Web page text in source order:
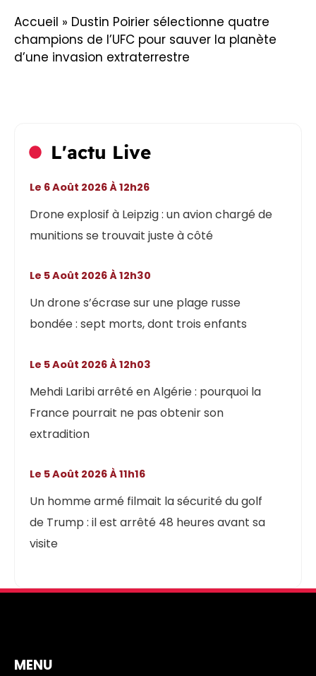
Accueil » Dustin Poirier sélectionne quatre
champions de l’UFC pour sauver la planète
d’une invasion extraterrestre
L'actu Live
Drone explosif à Leipzig : un avion chargé de
munitions se trouvait juste à côté
Le 6 Août 2026 À 12h26
Un drone s’écrase sur une plage russe
bondée : sept morts, dont trois enfants
Le 5 Août 2026 À 12h30
Mehdi Laribi arrêté en Algérie : pourquoi la
France pourrait ne pas obtenir son
extradition
Le 5 Août 2026 À 12h03
Un homme armé filmait la sécurité du golf
de Trump : il est arrêté 48 heures avant sa
visite
Le 5 Août 2026 À 11h16
MENU